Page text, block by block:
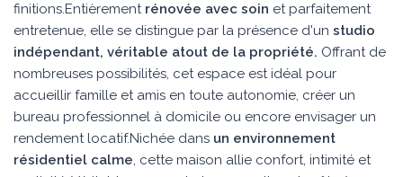
finitions.Entièrement rénovée avec soin et parfaitement
entretenue, elle se distingue par la présence d'un studio
indépendant, véritable atout de la propriété. Offrant de
nombreuses possibilités, cet espace est idéal pour
accueillir famille et amis en toute autonomie, créer un
bureau professionnel à domicile ou encore envisager un
rendement locatif.Nichée dans un environnement
résidentiel calme, cette maison allie confort, intimité et